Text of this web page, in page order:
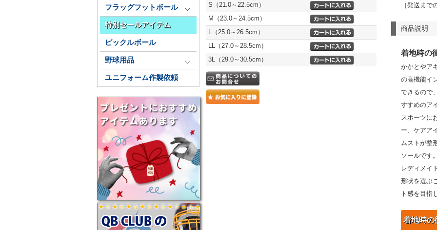
フラッグフットボール
特別セールアイテム
ピックルボール
野球用品
ユニフォーム作製依頼
［発送まで
商品説明
着地時の
かかとやア
の高機能イ
できるので
すすめのア
スポーツに
ー、ケアア
ムストが整
ソールです
レディメイ
形状を選ぶ
ト感を目指
着地時の
S（21.0～22.5cm）
M（23.0～24.5cm）
L（25.0～26.5cm）
LL（27.0～28.5cm）
3L（29.0～30.5cm）